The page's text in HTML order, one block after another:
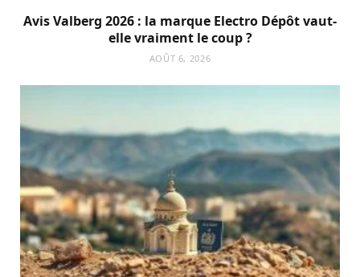
Avis Valberg 2026 : la marque Electro Dépôt vaut-
elle vraiment le coup ?
AOÛT 6, 2026